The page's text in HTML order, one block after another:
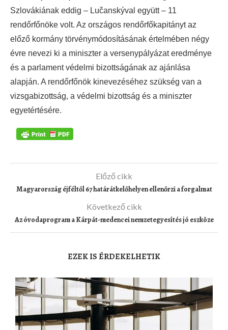
Szlovákiának eddig – Lučanskýval együtt – 11
rendőrfőnöke volt. Az országos rendőrfőkapitányt az
előző kormány törvénymódosításának értelmében négy
évre nevezi ki a miniszter a versenypályázat eredménye
és a parlament védelmi bizottságának az ajánlása
alapján. A rendőrfőnök kinevezéséhez szükség van a
vizsgabizottság, a védelmi bizottság és a miniszter
egyetértésére.
Előző cikk
Magyarország éjféltől 67 határátkelőhelyen ellenőrzi a forgalmat
Következő cikk
Az óvodaprogram a Kárpát-medencei nemzetegyesítés jó eszköze
EZEK IS ÉRDEKELHETIK